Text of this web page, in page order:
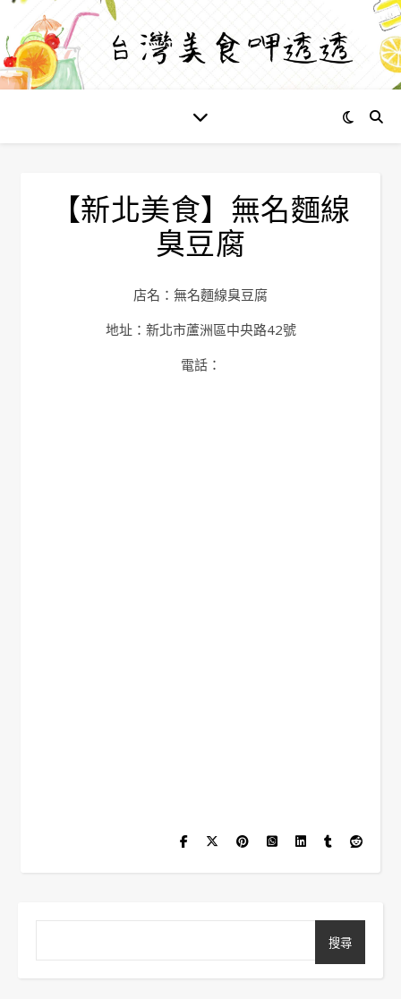
【新北美食】無名麵線
臭豆腐
店名：無名麵線臭豆腐
地址：新北市蘆洲區中央路42號
電話：
搜尋